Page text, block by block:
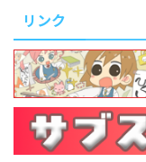
リンク